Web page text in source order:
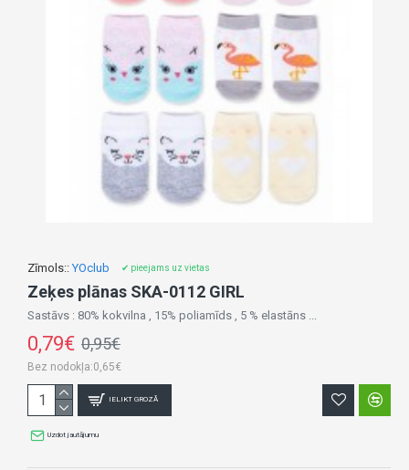
Zīmols:: YOclub ✔ pieejams uz vietas
Zeķes plānas SKA-0112 GIRL
Sastāvs : 80% kokvilna , 15% poliamīds , 5 % elastāns ...
0,79€ 0,95€
Bez nodokļa:0,65€
IELIKT GROZĀ
Uzdot jautājumu